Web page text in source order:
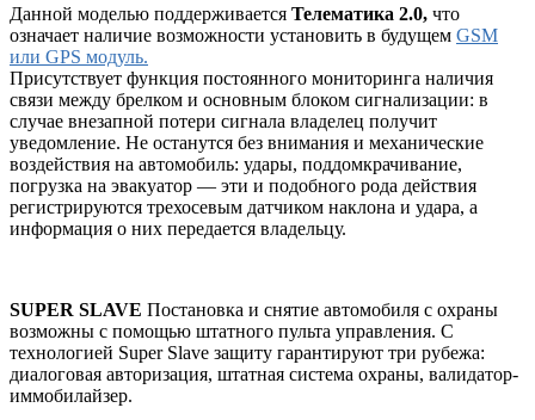
Данной моделью поддерживается Телематика 2.0, что
означает наличие возможности установить в будущем GSM
или GPS модуль.
Присутствует функция постоянного мониторинга наличия
связи между брелком и основным блоком сигнализации: в
случае внезапной потери сигнала владелец получит
уведомление. Не останутся без внимания и механические
воздействия на автомобиль: удары, поддомкрачивание,
погрузка на эвакуатор — эти и подобного рода действия
регистрируются трехосевым датчиком наклона и удара, а
информация о них передается владельцу.
SUPER SLAVE Постановка и снятие автомобиля с охраны
возможны с помощью штатного пульта управления. С
технологией Super Slave защиту гарантируют три рубежа:
диалоговая авторизация, штатная система охраны, валидатор-
иммобилайзер.